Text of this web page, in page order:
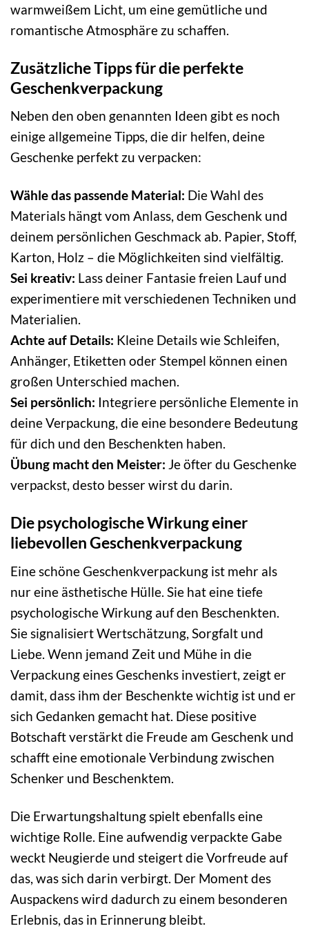
warmweißem Licht, um eine gemütliche und
romantische Atmosphäre zu schaffen.
Zusätzliche Tipps für die perfekte
Geschenkverpackung
Neben den oben genannten Ideen gibt es noch
einige allgemeine Tipps, die dir helfen, deine
Geschenke perfekt zu verpacken:
Wähle das passende Material: Die Wahl des
Materials hängt vom Anlass, dem Geschenk und
deinem persönlichen Geschmack ab. Papier, Stoff,
Karton, Holz – die Möglichkeiten sind vielfältig.
Sei kreativ: Lass deiner Fantasie freien Lauf und
experimentiere mit verschiedenen Techniken und
Materialien.
Achte auf Details: Kleine Details wie Schleifen,
Anhänger, Etiketten oder Stempel können einen
großen Unterschied machen.
Sei persönlich: Integriere persönliche Elemente in
deine Verpackung, die eine besondere Bedeutung
für dich und den Beschenkten haben.
Übung macht den Meister: Je öfter du Geschenke
verpackst, desto besser wirst du darin.
Die psychologische Wirkung einer
liebevollen Geschenkverpackung
Eine schöne Geschenkverpackung ist mehr als
nur eine ästhetische Hülle. Sie hat eine tiefe
psychologische Wirkung auf den Beschenkten.
Sie signalisiert Wertschätzung, Sorgfalt und
Liebe. Wenn jemand Zeit und Mühe in die
Verpackung eines Geschenks investiert, zeigt er
damit, dass ihm der Beschenkte wichtig ist und er
sich Gedanken gemacht hat. Diese positive
Botschaft verstärkt die Freude am Geschenk und
schafft eine emotionale Verbindung zwischen
Schenker und Beschenktem.
Die Erwartungshaltung spielt ebenfalls eine
wichtige Rolle. Eine aufwendig verpackte Gabe
weckt Neugierde und steigert die Vorfreude auf
das, was sich darin verbirgt. Der Moment des
Auspackens wird dadurch zu einem besonderen
Erlebnis, das in Erinnerung bleibt.